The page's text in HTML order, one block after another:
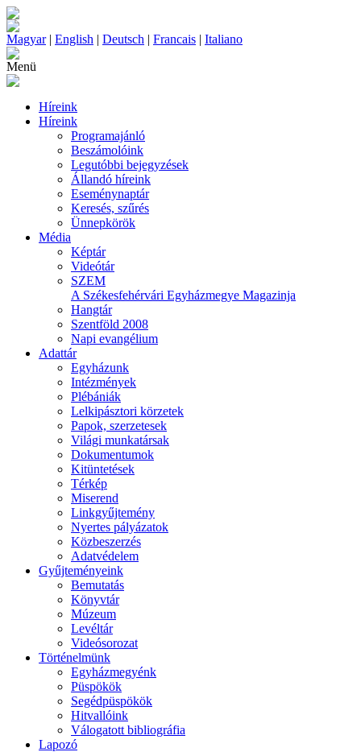
Magyar| English | Deutsch | Francais | Italiano
Menü
Híreink
Híreink
Programajánló
Beszámolóink
Legutóbbi bejegyzések
Állandó híreink
Eseménynaptár
Keresés, szűrés
Ünnepkörök
Média
Képtár
Videótár
SZEM
A Székesfehérvári Egyházmegye Magazinja
Hangtár
Szentföld 2008
Napi evangélium
Adattár
Egyházunk
Intézmények
Plébániák
Lelkipásztori körzetek
Papok, szerzetesek
Világi munkatársak
Dokumentumok
Kitüntetések
Térkép
Miserend
Linkgyűjtemény
Nyertes pályázatok
Közbeszerzés
Adatvédelem
Gyűjteményeink
Bemutatás
Könyvtár
Múzeum
Levéltár
Videósorozat
Történelmünk
Egyházmegyénk
Püspökök
Segédpüspökök
Hitvallóink
Válogatott bibliográfia
Lapozó